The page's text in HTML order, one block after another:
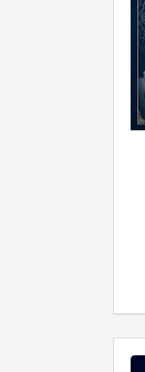
استراحة إيمانية
من التالين له،
مشهد عرض